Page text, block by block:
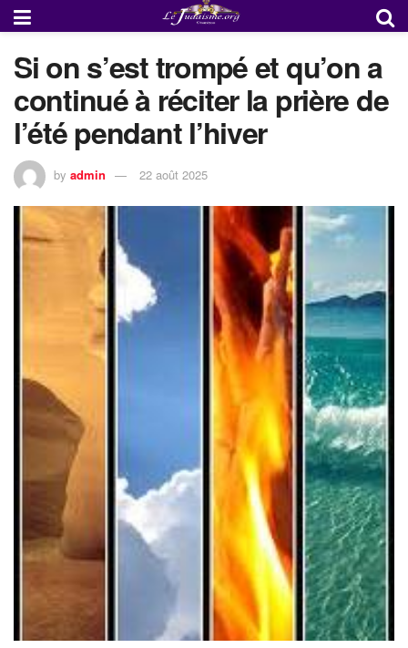
Si on s’est trompé et qu’on a
continué à réciter la prière de
l’été pendant l’hiver
by admin 22 août 2025